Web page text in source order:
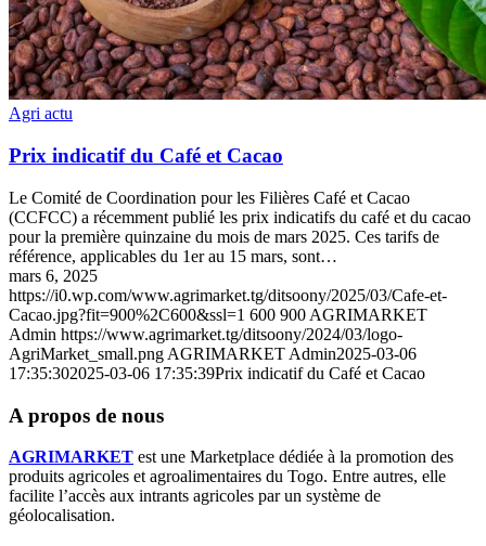
Agri actu
Prix indicatif du Café et Cacao
Le Comité de Coordination pour les Filières Café et Cacao
(CCFCC) a récemment publié les prix indicatifs du café et du cacao
pour la première quinzaine du mois de mars 2025. Ces tarifs de
référence, applicables du 1er au 15 mars, sont…
mars 6, 2025
https://i0.wp.com/www.agrimarket.tg/ditsoony/2025/03/Cafe-et-
Cacao.jpg?fit=900%2C600&ssl=1 600 900 AGRIMARKET
Admin https://www.agrimarket.tg/ditsoony/2024/03/logo-
AgriMarket_small.png AGRIMARKET Admin2025-03-06
17:35:302025-03-06 17:35:39Prix indicatif du Café et Cacao
A propos de nous
AGRIMARKET est une Marketplace dédiée à la promotion des
produits agricoles et agroalimentaires du Togo. Entre autres, elle
facilite l’accès aux intrants agricoles par un système de
géolocalisation.